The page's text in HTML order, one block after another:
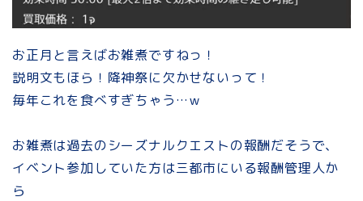
お正月と言えばお雑煮ですねっ！
説明文もほら！降神祭に欠かせないって！
毎年これを食べすぎちゃう…ｗ
お雑煮は過去のシーズナルクエストの報酬だそうで、
イベント参加していた方は三都市にいる報酬管理人か
ら